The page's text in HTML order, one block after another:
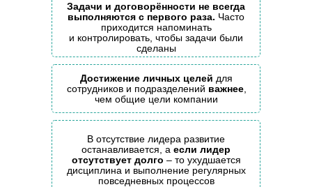
Задачи и договорённости не всегда
выполняются с первого раза. Часто
приходится напоминать
и контролировать, чтобы задачи были
сделаны
Достижение личных целей для
сотрудников и подразделений важнее,
чем общие цели компании
В отсутствие лидера развитие
останавливается, а если лидер
отсутствует долго – то ухудшается
дисциплина и выполнение регулярных
повседневных процессов